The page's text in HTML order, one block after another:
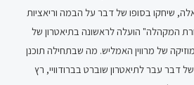
שיחקו בסופו של דבר על הבמה וריאציות
המקהלה" הועלה לראשונה בתיאטרון של
של מרווין האמליש. מה שבתחילה תוכנן
דבר עבר לתיאטרון שוברט בברודוויי, רץ